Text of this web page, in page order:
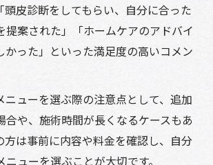
頭皮診断をしてもらい、自分に合った
提案された」「ホームケアのアドバイ
かった」といった満足度の高いコメン
ニューを選ぶ際の注意点として、追加
合や、施術時間が長くなるケースもあ
方は事前に内容や料金を確認し、自分
ューを選ぶことが大切です。